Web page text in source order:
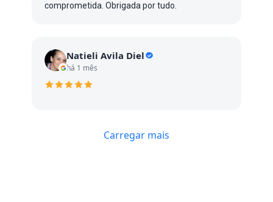
comprometida. Obrigada por tudo.
Natieli Avila Diel
há 1 mês
Carregar mais